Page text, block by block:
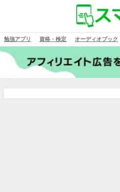
勉強アプリ 資格・検定 オーディオブック